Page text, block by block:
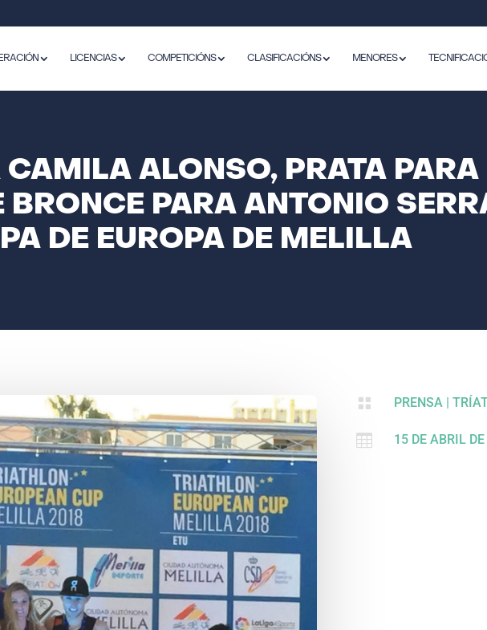
LICENCIAS COMPETICIÓNS CLASIFICACIÓNS MENORES
CAMILA ALONSO, PRATA PARA
BRONCE PARA ANTONIO
DE EUROPA DE MELILLA
 PRENSA |
 15 DE ABRIL